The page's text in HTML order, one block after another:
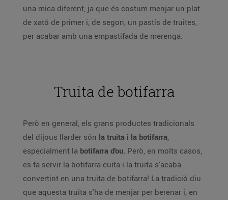
una mica diferent, ja que és costum menjar un plat
de xató de primer i, de segon, un pastís de truites,
per acabar amb una empastifada de merenga.
Truita de botifarra
Però en general, els grans productes tradicionals
del dijous llarder són la truita i la botifarra,
especialment la botifarra d'ou. Però, en molts casos,
es fa servir la botifarra cuita i la truita s'acaba
convertint en una truita de botifarra! La tradició diu
que aquesta truita s'ha de menjar per berenar i, en